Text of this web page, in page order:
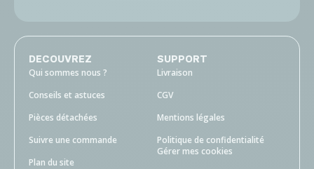
DECOUVREZ
Qui sommes nous ?
Conseils et astuces
Pièces détachées
Suivre une commande
Plan du site
SUPPORT
Livraison
CGV
Mentions légales
Politique de confidentialité
Gérer mes cookies